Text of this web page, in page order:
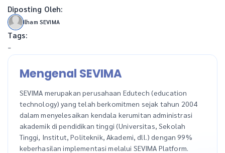
Diposting Oleh:
Ilham SEVIMA
Tags:
-
Mengenal SEVIMA
SEVIMA merupakan perusahaan Edutech (education
technology) yang telah berkomitmen sejak tahun 2004
dalam menyelesaikan kendala kerumitan administrasi
akademik di pendidikan tinggi (Universitas, Sekolah
Tinggi, Institut, Politeknik, Akademi, dll.) dengan 99%
keberhasilan implementasi melalui SEVIMA Platform.